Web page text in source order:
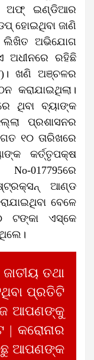
ଅଫ୍‌ ଇଣ୍ଡିଆର
ହୋଇଥିବା ଜାଣି
ଲିଖିତ ଅଭିଯୋଗ
ଅଧୀନରେ ରହିଛି
ଖଣି ଅଞ୍ଚଳର
କରାଯାଇଥିଲା।
ଥିବା ବ୍ୟାଙ୍କ
ପ୍ରଶାସନର
୧୦ ତାରିଖରେ
କର୍ତ୍ତୃପକ୍ଷ
017795ରେ
ଆଣ୍ଡ
ବେଳେ
ଟଙ୍କା ଏସ୍‌କେ
ତଥା
ପ୍ରତିଟି
ଆପଣଙ୍କୁ
| କରୋନାର
ଆପଣଙ୍କ